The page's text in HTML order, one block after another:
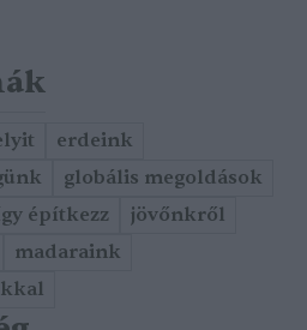
erdeink
globális megoldások
építkezz
jövőnkről
madaraink